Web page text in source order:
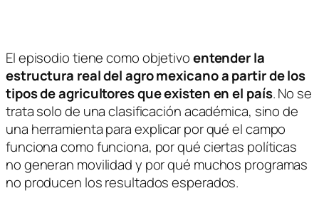
El episodio tiene como objetivoentender la
estructura real del agro mexicano a partir de los
tipos de agricultores que existen en el país. No se
trata solo de una clasificación académica, sino de
una herramienta para explicar por qué el campo
funciona como funciona, por qué ciertas políticas
no generan movilidad y por qué muchos programas
no producen los resultados esperados.